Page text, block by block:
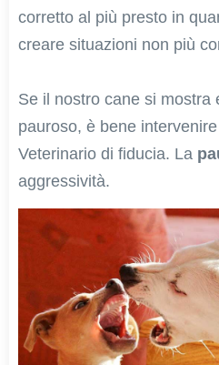
corretto al più presto in
creare situazioni non più
Se il nostro cane si mostra
pauroso, è bene
Veterinario di fiducia. La
aggressività.